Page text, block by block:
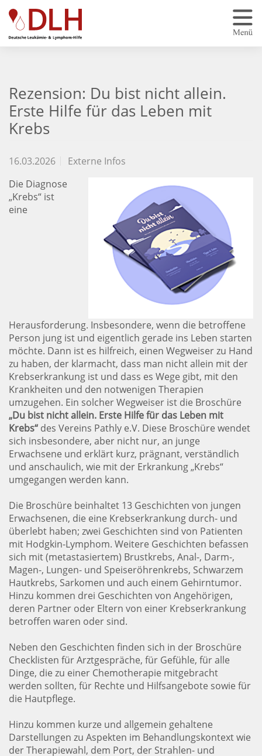
Zum Hauptinhalt springen
Rezension: Du bist nicht allein.
Erste Hilfe für das Leben mit
Krebs
16.03.2026
Externe Infos
Die Diagnose
„Krebs“ ist
eine
Herausforderung. Insbesondere, wenn die betroffene
Person jung ist und eigentlich gerade ins Leben starten
möchte. Dann ist es hilfreich, einen Wegweiser zu Hand
zu haben, der klarmacht, dass man nicht allein mit der
Krebserkrankung ist und dass es Wege gibt, mit den
Krankheiten und den notwenigen Therapien
umzugehen. Ein solcher Wegweiser ist die Broschüre
„Du bist nicht allein. Erste Hilfe für das Leben mit
Krebs“ des Vereins Pathly e.V. Diese Broschüre wendet
sich insbesondere, aber nicht nur, an junge
Erwachsene und erklärt kurz, prägnant, verständlich
und anschaulich, wie mit der Erkrankung „Krebs“
umgegangen werden kann.
Die Broschüre beinhaltet 13 Geschichten von jungen
Erwachsenen, die eine Krebserkrankung durch- und
überlebt haben; zwei Geschichten sind von Patienten
mit Hodgkin-Lymphom. Weitere Geschichten befassen
sich mit (metastasiertem) Brustkrebs, Anal-, Darm-,
Magen-, Lungen- und Speiseröhrenkrebs, Schwarzem
Hautkrebs, Sarkomen und auch einem Gehirntumor.
Hinzu kommen drei Geschichten von Angehörigen,
deren Partner oder Eltern von einer Krebserkrankung
betroffen waren oder sind.
Neben den Geschichten finden sich in der Broschüre
Checklisten für Arztgespräche, für Gefühle, für alle
Dinge, die zu einer Chemotherapie mitgebracht
werden sollten, für Rechte und Hilfsangebote sowie für
die Hautpflege.
Hinzu kommen kurze und allgemein gehaltene
Darstellungen zu Aspekten im Behandlungskontext wie
der Therapiewahl, dem Port, der Strahlen- und